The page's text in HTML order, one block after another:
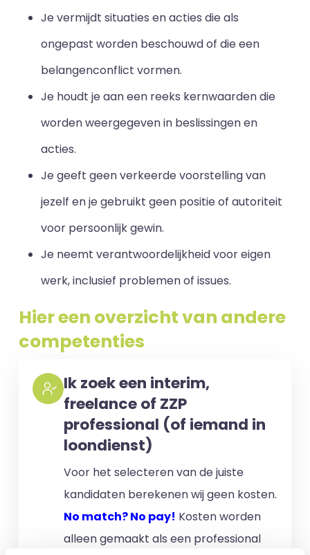
Je vermijdt situaties en acties die als
ongepast worden beschouwd of die een
belangenconflict vormen.
Je houdt je aan een reeks kernwaarden die
worden weergegeven in beslissingen en
acties.
Je geeft geen verkeerde voorstelling van
jezelf en je gebruikt geen positie of autoriteit
voor persoonlijk gewin.
Je neemt verantwoordelijkheid voor eigen
werk, inclusief problemen of issues.
Hier een overzicht van andere
competenties
Ik zoek een interim,
freelance of ZZP
professional (of iemand in
loondienst)
Voor het selecteren van de juiste
kandidaten berekenen wij geen kosten.
No match? No pay! Kosten worden
alleen gemaakt als een professional